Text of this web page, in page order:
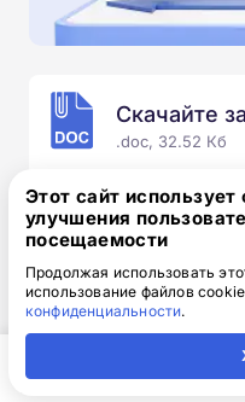
Скачайте
.doc, 32.52 Кб
Скачайте шаблон,
электронной почте
Обязательно укажите
Наш специалист
детали.
Этот сайт
улучшения
посещаемости
Продолжая использовать
использование файлов
конфиденциальности.